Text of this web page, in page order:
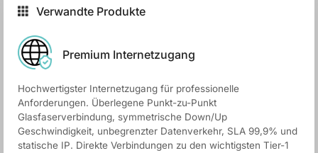
Verwandte Produkte
Premium Internetzugang
Hochwertigster Internetzugang für professionelle
Anforderungen. Überlegene Punkt-zu-Punkt
Glasfaserverbindung, symmetrische Down/Up
Geschwindigkeit, unbegrenzter Datenverkehr, SLA 99,9% und
statische IP. Direkte Verbindungen zu den wichtigsten Tier-1